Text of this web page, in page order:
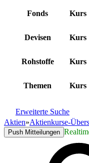
Fonds Kurs
Devisen Kurs
Rohstoffe Kurs
Themen Kurs
Erweiterte Suche
Aktien»Aktienkurse-
Push Mitteilungen